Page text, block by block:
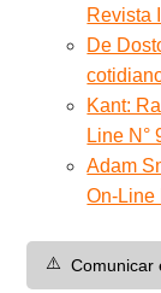
Revista
De
Kant:
Line N°
Adam
On-Line
⚠️ Comunicar